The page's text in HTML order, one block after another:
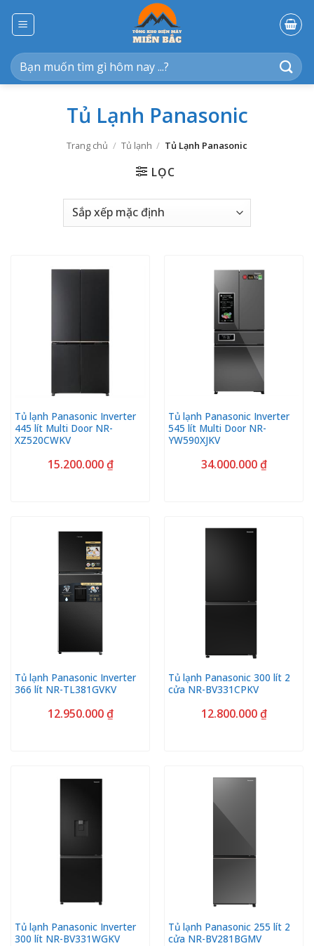
qua
dung
Tìm
kiếm:
Tủ Lạnh Panasonic
Trang chủ / Tủ lạnh / Tủ Lạnh Panasonic
LỌC
Tủ lạnh Panasonic Inverter
445 lít Multi Door NR-
XZ520CWKV
15.200.000₫
Tủ lạnh Panasonic Inverter
545 lít Multi Door NR-
YW590XJKV
34.000.000₫
Tủ lạnh Panasonic Inverter
366 lít NR-TL381GVKV
12.950.000₫
Tủ lạnh Panasonic 300 lít 2
cửa NR-BV331CPKV
12.800.000₫
Tủ lạnh Panasonic Inverter
300 lít NR-BV331WGKV
Tủ lạnh Panasonic 255 lít 2
cửa NR-BV281BGMV